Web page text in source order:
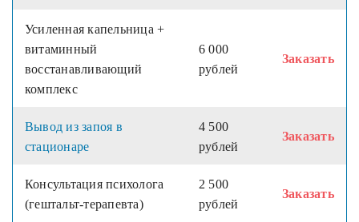
Усиленная капельница +
витаминный
восстанавливающий
комплекс
6 000
рублей
Заказать
Вывод из запоя в
стационаре
4 500
рублей
Заказать
Консультация психолога
(гештальт-терапевта)
2 500
рублей
Заказать